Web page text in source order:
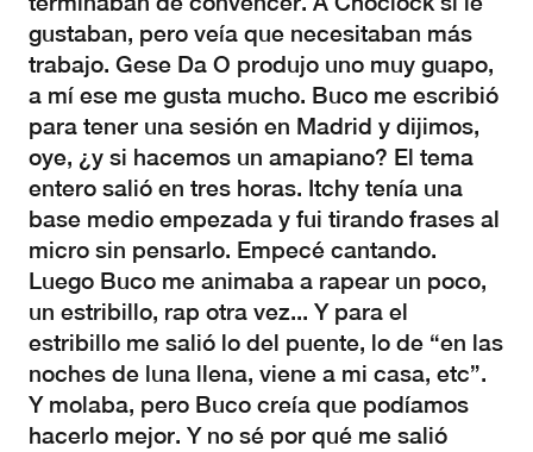
gustaban, pero veía que necesitaban más
trabajo. Gese Da O produjo uno muy guapo,
a mí ese me gusta mucho. Buco me escribió
para tener una sesión en Madrid y dijimos,
oye, ¿y si hacemos un amapiano? El tema
entero salió en tres horas. Itchy tenía una
base medio empezada y fui tirando frases al
micro sin pensarlo. Empecé cantando.
Luego Buco me animaba a rapear un poco,
un estribillo, rap otra vez... Y para el
estribillo me salió lo del puente, lo de “en las
noches de luna llena, viene a mi casa, etc”.
Y molaba, pero Buco creía que podíamos
hacerlo mejor. Y no sé por qué me salió